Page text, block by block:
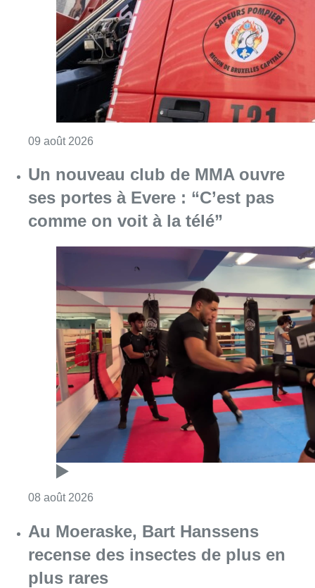
09 août 2026
Un nouveau club de MMA ouvre
ses portes à Evere : “C’est pas
comme on voit à la télé”
08 août 2026
Au Moeraske, Bart Hanssens
recense des insectes de plus en
plus rares